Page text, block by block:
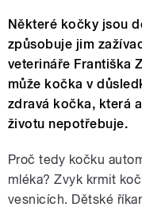
Některé kočky jsou
způsobuje jim
veterináře Františka
může kočka v
zdravá kočka, která
životu nepotřebuje.
Proč tedy kočku
mléka? Zvyk krmit
vesnicích. Dětské